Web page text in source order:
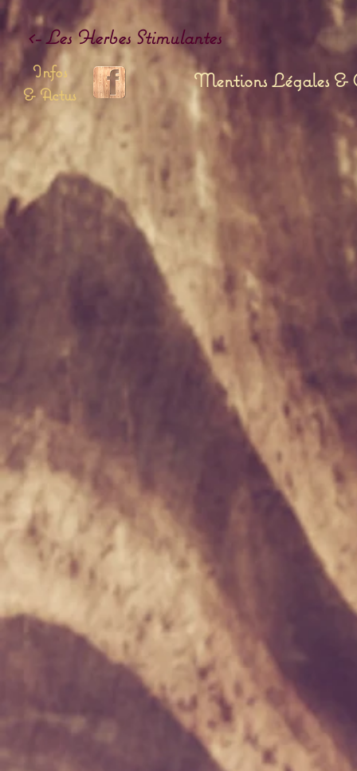
<- Les Herbes Stimulantes
Infos
& Actus
Mentions Légales &